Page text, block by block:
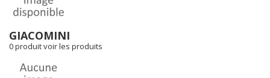
GIACOMINI
0 produitvoir les produits